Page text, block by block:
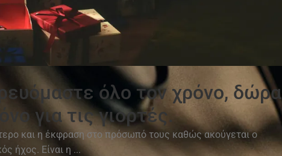
όλο τον χρόνο, δώρα
για τις γιορτές.
και η έκφραση στο πρόσωπό τους καθώς ακούγεται ο
ήχος. Είναι η ...